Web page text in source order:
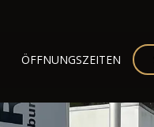
ÖFFNUNGSZEITEN